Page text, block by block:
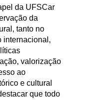
da UFSCar
da
tanto no
internacional,
valorização
ao
e cultural
que todo